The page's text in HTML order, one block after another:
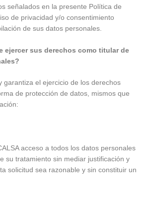
señalados en la presente Política de
de privacidad y/o consentimiento
de sus datos personales.
ejercer sus derechos como titular de
garantiza el ejercicio de los derechos
de protección de datos, mismos que
acceso a todos los datos personales
su tratamiento sin mediar justificación y
solicitud sea razonable y sin constituir un